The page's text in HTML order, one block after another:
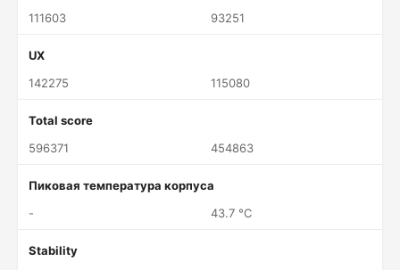
111603
93251
UX
142275
115080
Total score
596371
454863
Пиковая температура корпуса
-
43.7 °C
Stability